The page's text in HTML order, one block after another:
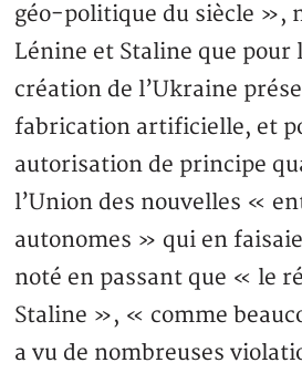
géo-politique du siècle »,
Lénine et Staline que pour
création de l’Ukraine
fabrication artificielle, et
autorisation de principe
l’Union des nouvelles «
autonomes » qui en
noté en passant que « le
Staline », « comme
a vu de nombreuses